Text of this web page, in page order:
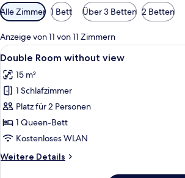
Verfügbare
Filter
für
Zimmer
Alle Zimmer 1 Bett Über 3 Betten 2 Betten
Anzeige von 11 von 11 Zimmern
Alle
Fotos
für
Double
Room
without
view
Ein
8
Double Room without view
15 m²
1 Schlafzimmer
Platz für 2 Personen
1 Queen-Bett
Kostenloses WLAN
Weitere Details
Weitere